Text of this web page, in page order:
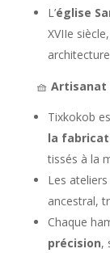
L’église
XVIIe
🧺 Artisanat
Tixkokob
la
tissés à la
Les
ancestral,
Chaque
précision,